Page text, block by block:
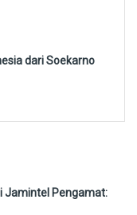
dari Soekarno
Jamintel Pengamat: